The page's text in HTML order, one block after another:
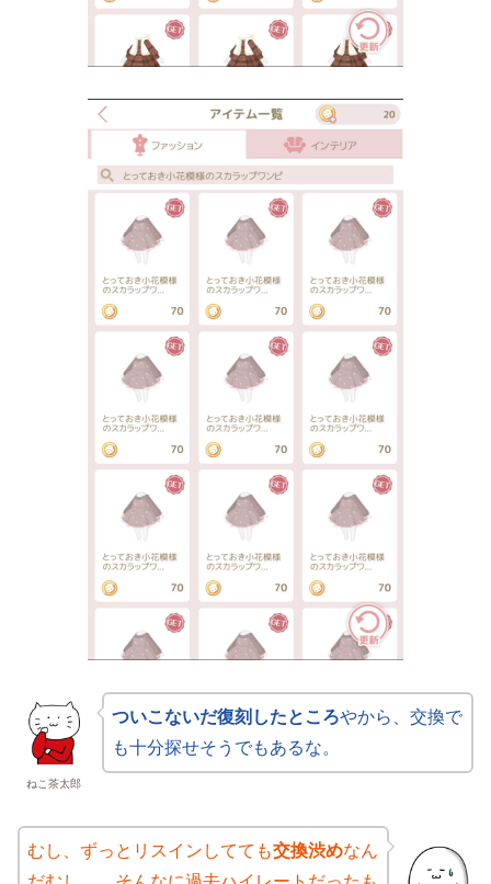
ねこ茶太郎
ついこないだ復刻したところやから、交換で
も十分探せそうでもあるな。
むし、ずっとリスインしてても交換渋めなん